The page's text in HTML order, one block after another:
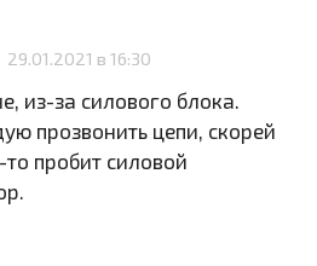
29.01.2021 в 16:30
из-за силового блока.
прозвонить цепи, скорей
то пробит силовой